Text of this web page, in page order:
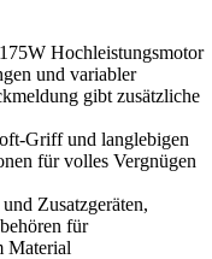
Hochleistungsmotor
und variabler
gibt zusätzliche
Griff und langlebigen
für volles Vergnügen
Zusatzgeräten,
für
Material